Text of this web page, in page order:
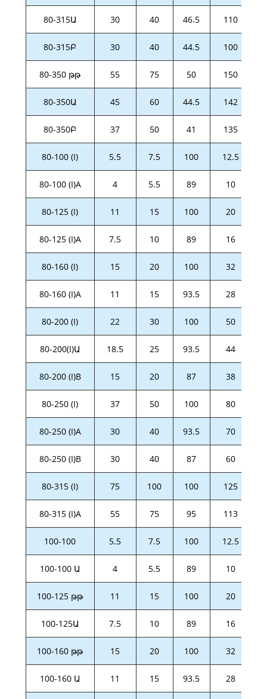
80-315Ա 30 40 46.5 110
80-315Բ 30 40 44.5 100
80-350 թթ 55 75 50 150
80-350Ա 45 60 44.5 142
80-350Բ 37 50 41 135
80-100 (I) 5.5 7.5 100 12.5
80-100 (I)A 4 5.5 89 10
80-125 (I) 11 15 100 20
80-125 (I)A 7.5 10 89 16
80-160 (I) 15 20 100 32
80-160 (I)A 11 15 93.5 28
80-200 (I) 22 30 100 50
80-200(I)Ա 18.5 25 93.5 44
80-200 (I)B 15 20 87 38
80-250 (I) 37 50 100 80
80-250 (I)A 30 40 93.5 70
80-250 (I)B 30 40 87 60
80-315 (I) 75 100 100 125
80-315 (I)A 55 75 95 113
100-100 5.5 7.5 100 12.5
100-100 Ա 4 5.5 89 10
100-125 թթ 11 15 100 20
100-125Ա 7.5 10 89 16
100-160 թթ 15 20 100 32
100-160 Ա 11 15 93.5 28